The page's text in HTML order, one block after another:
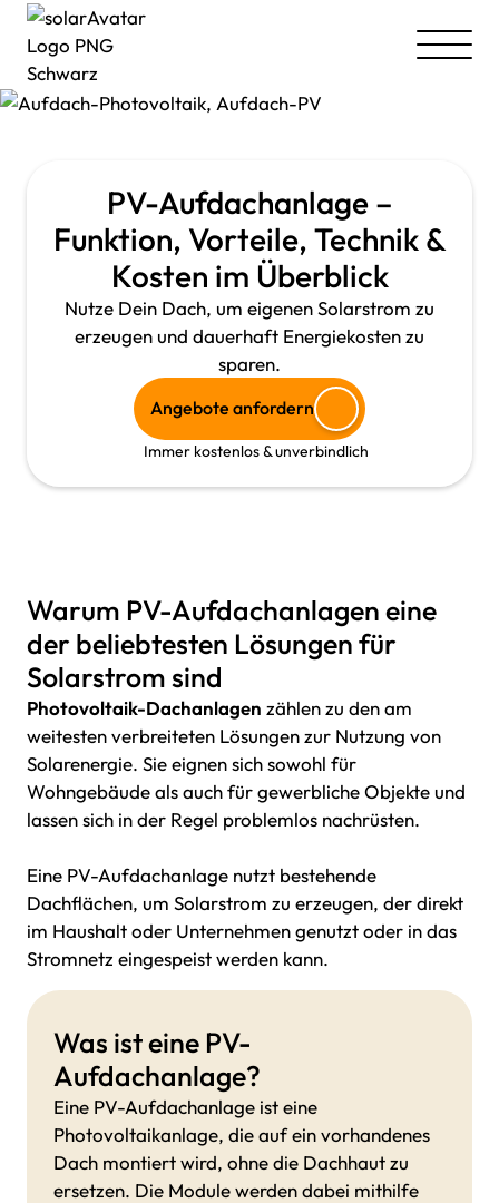
PV-Aufdachanlage –
Funktion, Vorteile, Technik &
Kosten im Überblick
Nutze Dein Dach, um eigenen Solarstrom zu
erzeugen und dauerhaft Energiekosten zu
sparen.
Angebote anfordern
Immer kostenlos & unverbindlich
Warum PV-Aufdachanlagen eine
der beliebtesten Lösungen für
Solarstrom sind
Photovoltaik-Dachanlagen zählen zu den am
weitesten verbreiteten Lösungen zur Nutzung von
Solarenergie. Sie eignen sich sowohl für
Wohngebäude als auch für gewerbliche Objekte und
lassen sich in der Regel problemlos nachrüsten.
Eine PV-Aufdachanlage nutzt bestehende
Dachflächen, um Solarstrom zu erzeugen, der direkt
im Haushalt oder Unternehmen genutzt oder in das
Stromnetz eingespeist werden kann.
Was ist eine PV-
Aufdachanlage?
Eine PV-Aufdachanlage ist eine
Photovoltaikanlage, die auf ein vorhandenes
Dach montiert wird, ohne die Dachhaut zu
ersetzen. Die Module werden dabei mithilfe